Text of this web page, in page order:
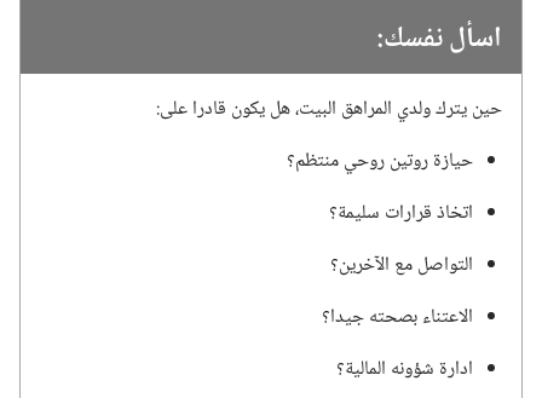
اسأل نفسك‏:‏
حين يترك ولدي المراهق البيت،‏ هل يكون قادرا على:‏
حيازة روتين روحي منتظم؟‏
اتخاذ قرارات سليمة؟‏
التواصل مع الآخرين؟‏
الاعتناء بصحته جيدا؟‏
ادارة شؤونه المالية؟‏